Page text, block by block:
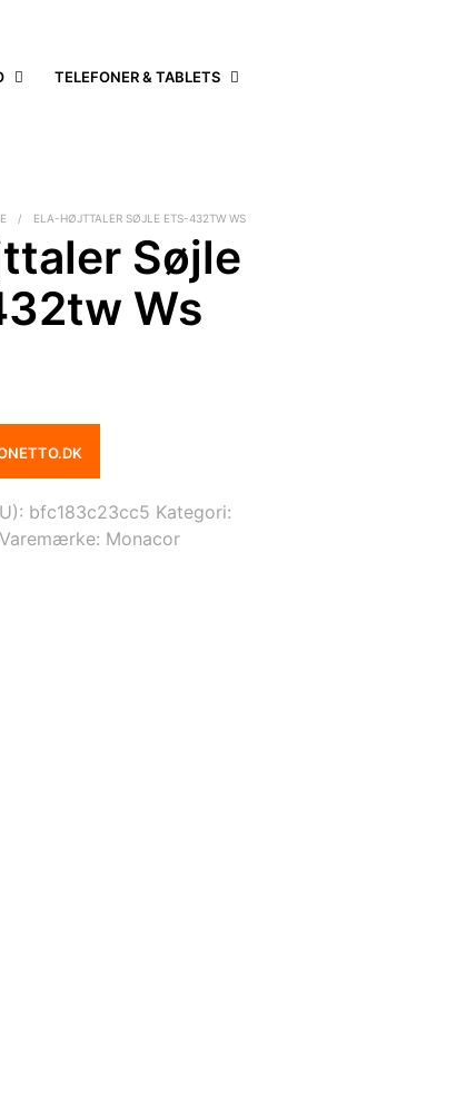
TELEFONER & TABLETS
/ ELA-HØJTTALER SØJLE ETS-432TW WS
Søjle
Ws
bfc183c23cc5 Kategori:
Varemærke: Monacor